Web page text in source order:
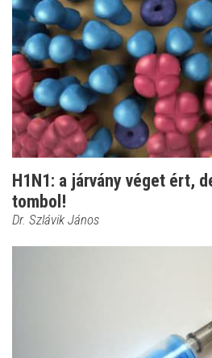
H1N1: a járvány véget ért,
tombol!
Dr. Szlávik János